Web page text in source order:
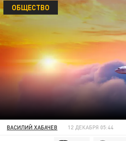
ОБЩЕСТВО
ВАСИЛИЙ ХАБАЧЕВ 12 ДЕКАБРЯ 05:44